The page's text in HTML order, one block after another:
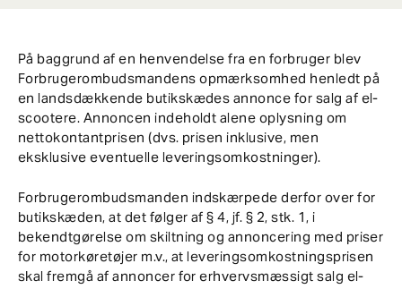
På baggrund af en henvendelse fra en forbruger blev
Forbrugerombudsmandens opmærksomhed henledt på
en landsdækkende butikskædes annonce for salg af el-
scootere. Annoncen indeholdt alene oplysning om
nettokontantprisen (dvs. prisen inklusive, men
eksklusive eventuelle leveringsomkostninger).
Forbrugerombudsmanden indskærpede derfor over for
butikskæden, at det følger af § 4, jf. § 2, stk. 1, i
bekendtgørelse om skiltning og annoncering med priser
for motorkøretøjer m.v., at leveringsomkostningsprisen
skal fremgå af annoncer for erhvervsmæssigt salg el-